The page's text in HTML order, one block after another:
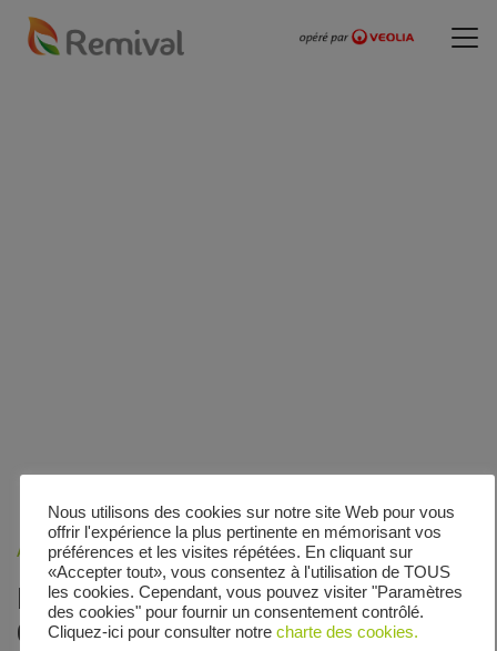
Accueil»Veolia - Zones de collecte»Chemin de Friscati
Le calendrier de collecte de
Chemin de Friscati
Nous utilisons des cookies sur notre site Web pour vous
offrir l'expérience la plus pertinente en mémorisant vos
préférences et les visites répétées. En cliquant sur
«Accepter tout», vous consentez à l'utilisation de TOUS
les cookies. Cependant, vous pouvez visiter "Paramètres
des cookies" pour fournir un consentement contrôlé.
Cliquez-ici pour consulter notre charte des cookies.